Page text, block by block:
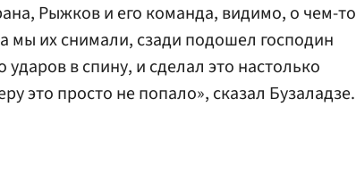
Рыжков и его команда, видимо, о чем-то
мы их снимали, сзади подошел господин
в спину, и сделал это настолько
это просто не попало», сказал Бузаладзе.